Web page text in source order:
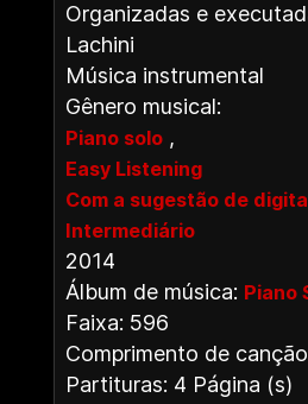
Organizadas e
Lachini
Música instrumental
Gênero musical:
Piano solo ,
Easy Listening
Com a sugestão de
Intermediário
2014
Álbum de música: Piano
Faixa: 596
Comprimento de
Partituras: 4 Página (s)